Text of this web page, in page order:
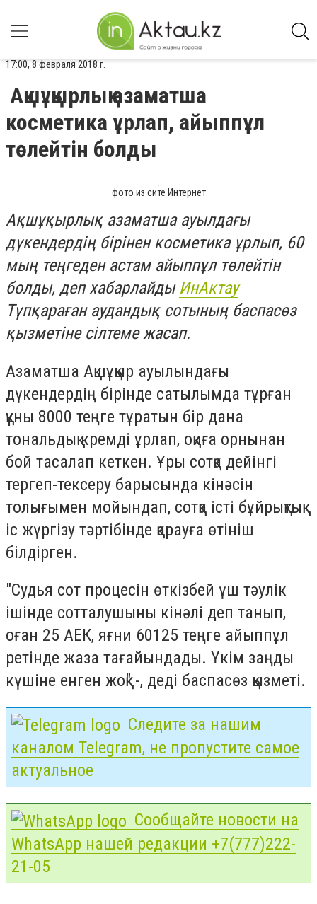
17:00, 8 февраля 2018 г.
Ақшұқырлық азаматша
косметика ұрлап, айыппұл
төлейтін болды
фото из сите Интернет
Ақшұқырлық азаматша ауылдағы
дүкендердің бірінен косметика ұрлып, 60
мың теңгеден астам айыппұл төлейтін
болды, деп хабарлайды ИнАктау
Түпқараған аудандық сотының баспасөз
қызметіне сілтеме жасап.
Азаматша Ақшұқыр ауылындағы
дүкендердің бірінде сатылымда тұрған
құны 8000 теңге тұратын бір дана
тональдық кремді ұрлап, оқиға орнынан
бой тасалап кеткен. Ұры сотқа дейінгі
тергеп-тексеру барысында кінәсін
толығымен мойындап, сотқа істі бұйрықтық
іс жүргізу тәртібінде қарауға өтініш
білдірген.
"Судья сот процесін өткізбей үш тәулік
ішінде сотталушыны кінәлі деп танып,
оған 25 АЕК, яғни 60125 теңге айыппұл
ретінде жаза тағайындады. Үкім заңды
күшіне енген жоқ" -, деді баспасөз қызметі.
Следите за нашим
каналом Telegram, не пропустите самое
актуальное
Сообщайте новости на
WhatsApp нашей редакции +7(777)222-
21-05